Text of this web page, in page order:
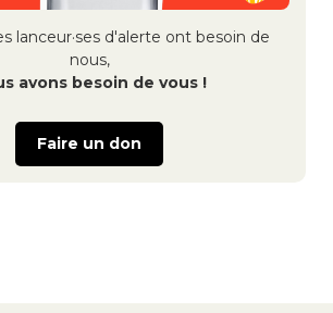
lanceur·ses d'alerte ont besoin de
nous,
avons besoin de vous !
Faire un don